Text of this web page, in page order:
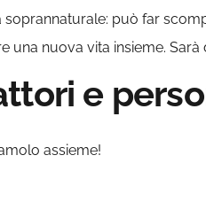
può far
una nuova vita insieme.
e
assieme!